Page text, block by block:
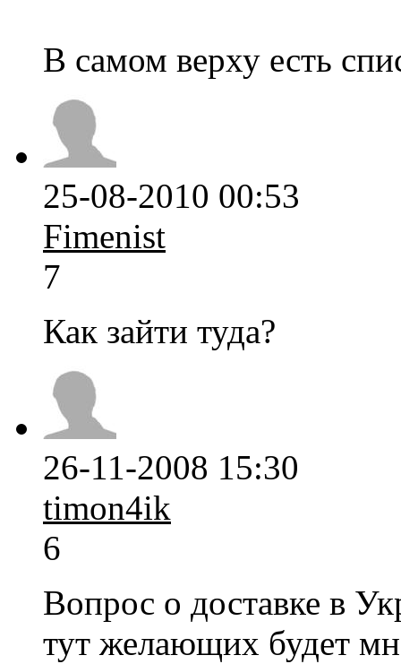
В самом верху есть
25-08-2010 00:53
Fimenist
7
Как зайти туда?
26-11-2008 15:30
timon4ik
6
Вопрос о доставке в
тут желающих будет